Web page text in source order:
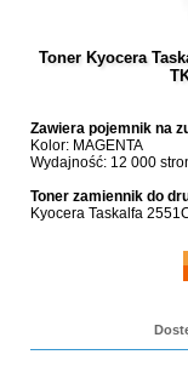
Toner Kyocera
Zawiera pojemnik na
Kolor: MAGENTA
Wydajność: 12 000
Toner zamiennik do
Kyocera Taskalfa